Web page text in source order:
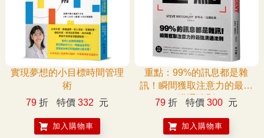
實現夢想的小目標時間管理
術
79 折 特價 332 元
加入購物車
重點：99%的訊息都是雜
訊！瞬間獲取注意力的最強
溝通法則
79 折 特價 300 元
加入購物車